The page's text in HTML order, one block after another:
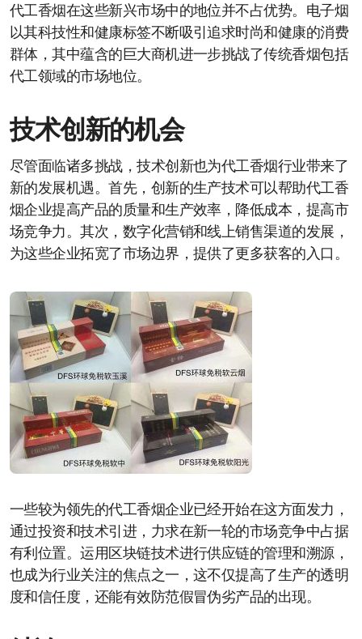
代工香烟在这些新兴市场中的地位并不占优势。电子烟
以其科技性和健康标签不断吸引追求时尚和健康的消费
群体，其中蕴含的巨大商机进一步挑战了传统香烟包括
代工领域的市场地位。
技术创新的机会
尽管面临诸多挑战，技术创新也为代工香烟行业带来了
新的发展机遇。首先，创新的生产技术可以帮助代工香
烟企业提高产品的质量和生产效率，降低成本，提高市
场竞争力。其次，数字化营销和线上销售渠道的发展，
为这些企业拓宽了市场边界，提供了更多获客的入口。
一些较为领先的代工香烟企业已经开始在这方面发力，
通过投资和技术引进，力求在新一轮的市场竞争中占据
有利位置。运用区块链技术进行供应链的管理和溯源，
也成为行业关注的焦点之一，这不仅提高了生产的透明
度和信任度，还能有效防范假冒伪劣产品的出现。